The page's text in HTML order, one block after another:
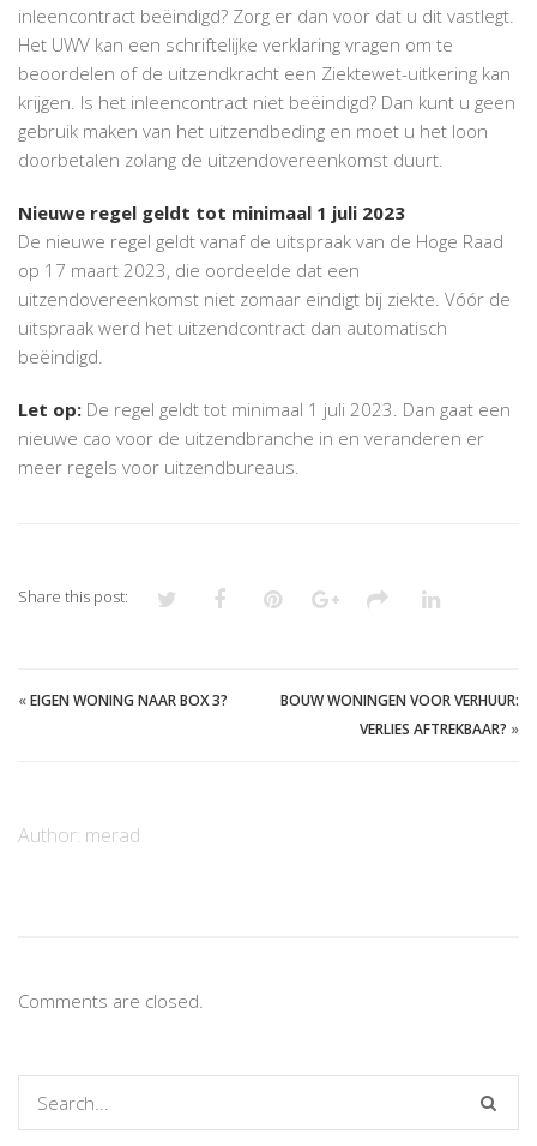
inleencontract beëindigd? Zorg er dan voor dat u dit vastlegt.
Het UWV kan een schriftelijke verklaring vragen om te
beoordelen of de uitzendkracht een Ziektewet-uitkering kan
krijgen. Is het inleencontract niet beëindigd? Dan kunt u geen
gebruik maken van het uitzendbeding en moet u het loon
doorbetalen zolang de uitzendovereenkomst duurt.
Nieuwe regel geldt tot minimaal 1 juli 2023
De nieuwe regel geldt vanaf de uitspraak van de Hoge Raad
op 17 maart 2023, die oordeelde dat een
uitzendovereenkomst niet zomaar eindigt bij ziekte. Vóór de
uitspraak werd het uitzendcontract dan automatisch
beëindigd.
Let op: De regel geldt tot minimaal 1 juli 2023. Dan gaat een
nieuwe cao voor de uitzendbranche in en veranderen er
meer regels voor uitzendbureaus.
Share this post:
«EIGEN WONING NAAR BOX 3?
BOUW WONINGEN VOOR VERHUUR:
VERLIES AFTREKBAAR? »
Author: merad
Comments are closed.